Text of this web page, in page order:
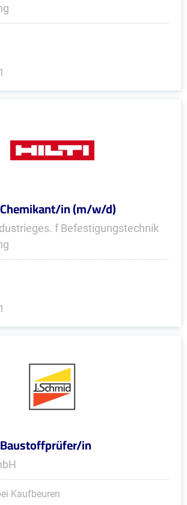
in (m/w/d)
f Befestigungstechnik
in
Kaufbeuren